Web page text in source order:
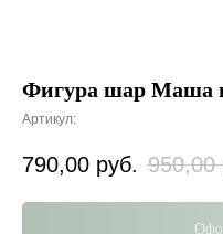
Фигура шар Маша
Артикул:
790,00 руб. 950,00